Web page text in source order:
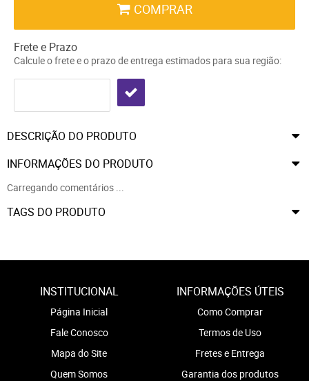
COMPRAR
Frete e Prazo
Calcule o frete e o prazo de entrega estimados para sua região:
DESCRIÇÃO DO PRODUTO
INFORMAÇÕES DO PRODUTO
Carregando comentários ...
TAGS DO PRODUTO
INSTITUCIONAL
Página Inicial
Fale Conosco
Mapa do Site
Quem Somos
INFORMAÇÕES ÚTEIS
Como Comprar
Termos de Uso
Fretes e Entrega
Garantia dos produtos